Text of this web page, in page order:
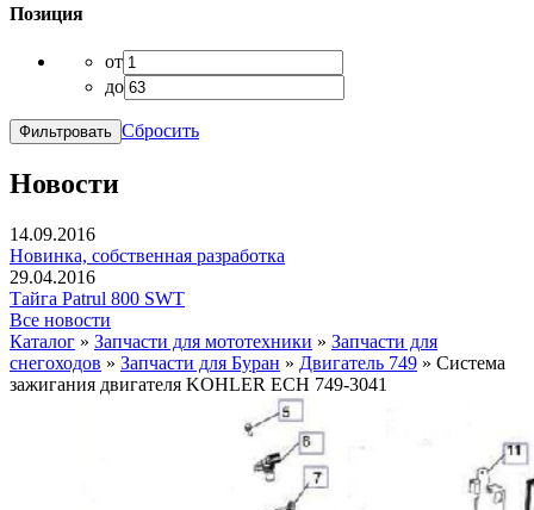
Позиция
от
до
Сбросить
Новости
14.09.2016
Новинка, собственная разработка
29.04.2016
Тайга Patrul 800 SWT
Все новости
Каталог » Запчасти для мототехники » Запчасти для
снегоходов » Запчасти для Буран » Двигатель 749 » Система
зажигания двигателя KOHLER ЕCH 749-3041